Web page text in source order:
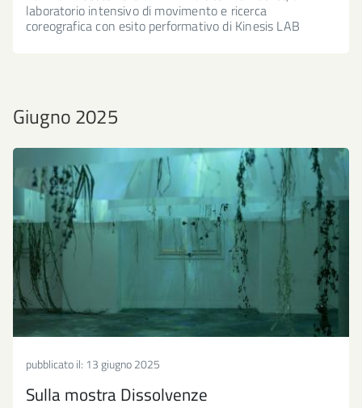
laboratorio intensivo di movimento e ricerca
coreografica con esito performativo di Kinesis LAB
Giugno 2025
pubblicato il: 13 giugno 2025
Sulla mostra Dissolvenze